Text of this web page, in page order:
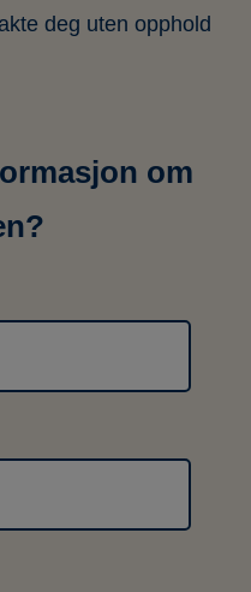
deg uten opphold
om